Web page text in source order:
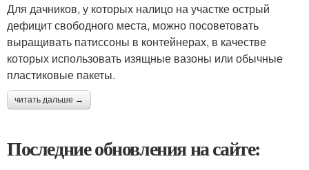
Для дачников, у которых налицо на участке острый
дефицит свободного места, можно посоветовать
выращивать патиссоны в контейнерах, в качестве
которых использовать изящные вазоны или обычные
пластиковые пакеты.
читать дальше →
Последние обновления на сайте: